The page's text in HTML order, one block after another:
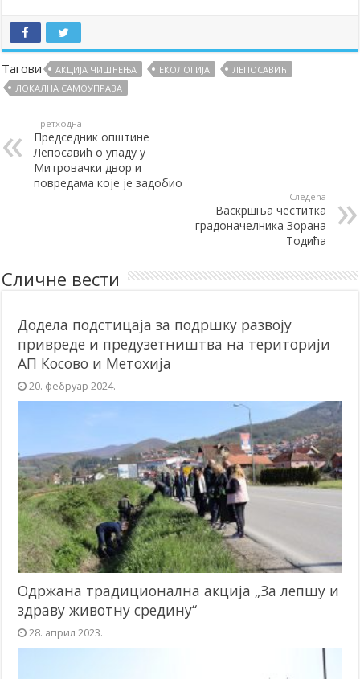
Тагови АКЦИЈА ЧИШЋЕЊА ЕКОЛОГИЈА
ЛЕПОСАВИЋ
ЛОКАЛНА САМОУПРАВА
Претходна
Председник општине
Лепосавић о упаду у
Митровачки двор и
повредама које је задобио
Следећа
Васкршња честитка
градоначелника Зорана
Тодића
Сличне вести
Додела подстицаја за подршку развоју
привреде и предузетништва на територији
АП Косово и Метохија
20. фебруар 2024.
Одржана традиционална акција „За лепшу и
здраву животну средину“
28. април 2023.